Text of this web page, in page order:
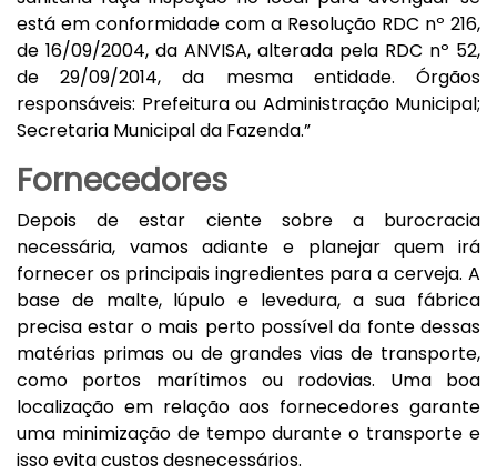
está em conformidade com a Resolução RDC nº 216,
de 16/09/2004, da ANVISA, alterada pela RDC nº 52,
de 29/09/2014, da mesma entidade. Órgãos
responsáveis: Prefeitura ou Administração Municipal;
Secretaria Municipal da Fazenda.”
Fornecedores
Depois de estar ciente sobre a burocracia
necessária, vamos adiante e planejar quem irá
fornecer os principais ingredientes para a cerveja. A
base de malte, lúpulo e levedura, a sua fábrica
precisa estar o mais perto possível da fonte dessas
matérias primas ou de grandes vias de transporte,
como portos marítimos ou rodovias. Uma boa
localização em relação aos fornecedores garante
uma minimização de tempo durante o transporte e
isso evita custos desnecessários.